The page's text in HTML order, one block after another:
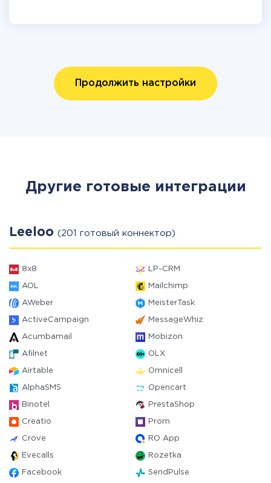
Продолжить настройки
Другие готовые интеграции
Leeloo (201 готовый коннектор)
8x8 LP-CRM
AOL Mailchimp
AWeber MeisterTask
ActiveCampaign MessageWhiz
Acumbamail Mobizon
Afilnet OLX
Airtable Omnicell
AlphaSMS Opencart
Binotel PrestaShop
Creatio Prom
Crove RO App
Evecalls Rozetka
Facebook SendPulse